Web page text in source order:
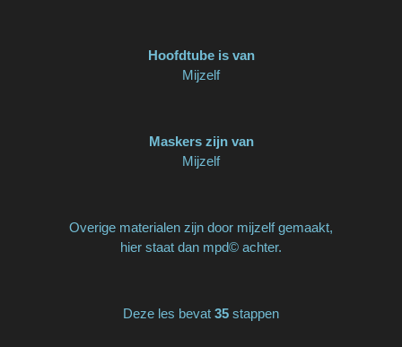
Hoofdtube is van
Mijzelf
Maskers zijn van
Mijzelf
Overige materialen zijn door mijzelf gemaakt,
hier staat dan mpd© achter.
Deze les bevat 35 stappen